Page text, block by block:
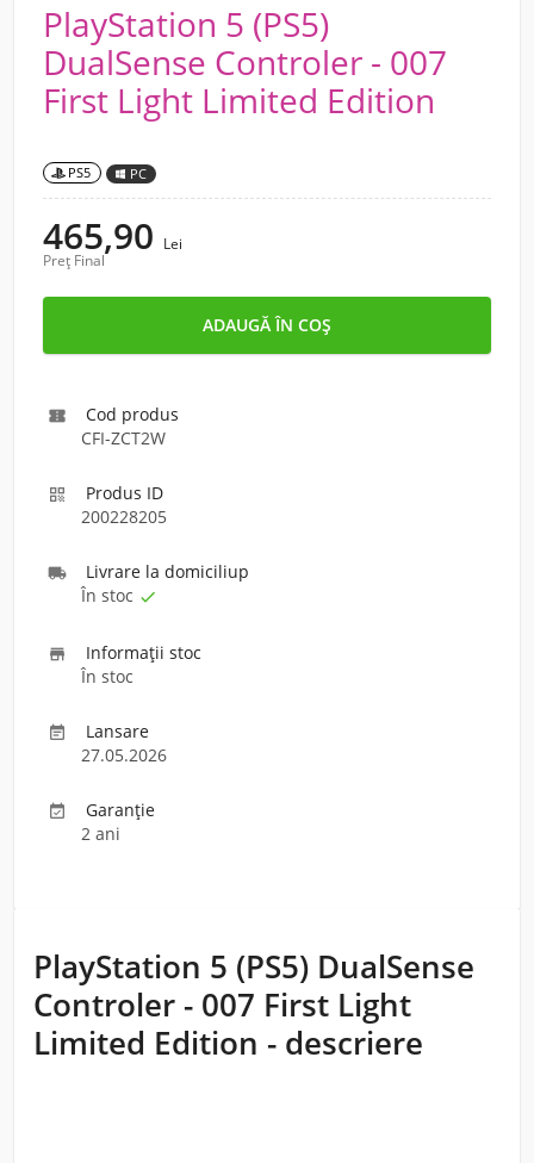
PlayStation 5 (PS5)
DualSense Controler - 007
First Light Limited Edition
PS5 PC
465,90 Lei
Preț Final

Cod produs
CFI-ZCT2W

Produs ID
200228205
 Livrare la domiciliup
În stoc 

Informaţii stoc
În stoc

Lansare
27.05.2026

Garanție
2 ani
PlayStation 5 (PS5) DualSense
Controler - 007 First Light
Limited Edition - descriere